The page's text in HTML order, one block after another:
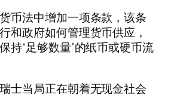
币法中增加一项条款，该条
和政府如何管理货币供应，
持“足够数量”的纸币或硬币流
士当局正在朝着无现金社会